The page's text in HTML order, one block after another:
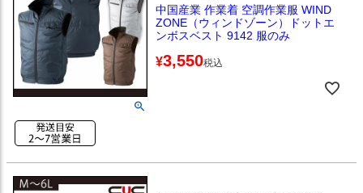
中国産業 作業着 空調作業服 WIND
ZONE（ウィンドゾーン）ドットエ
ンボスベスト 9142 服のみ
¥3,550税込